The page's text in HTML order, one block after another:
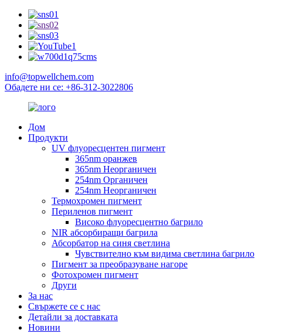
info@topwellchem.com
Обадете ни се: +86-312-3022806
Дом
Продукти
UV флуоресцентен пигмент
365nm оранжев
365nm Неорганичен
254nm Органичен
254nm Неорганичен
Термохромен пигмент
Периленов пигмент
Високо флуоресцентно багрило
NIR абсорбиращи багрила
Абсорбатор на синя светлина
Чувствително към видима светлина багрило
Пигмент за преобразуване нагоре
Фотохромен пигмент
Други
За нас
Свържете се с нас
Детайли за доставката
Новини